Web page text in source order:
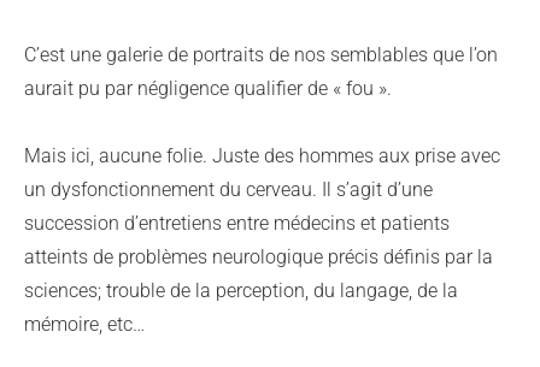
C’est une galerie de portraits de nos semblables que l’on
aurait pu par négligence qualifier de « fou ».
Mais ici, aucune folie. Juste des hommes aux prise avec
un dysfonctionnement du cerveau. Il s’agit d’une
succession d’entretiens entre médecins et patients
atteints de problèmes neurologique précis définis par la
sciences; trouble de la perception, du langage, de la
mémoire, etc…